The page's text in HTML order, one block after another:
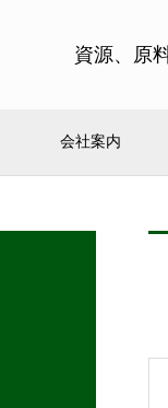
資源、原
会社案内